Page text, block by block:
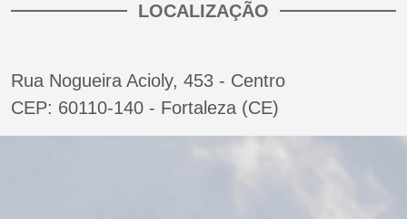
LOCALIZAÇÃO
Rua Nogueira Acioly, 453 - Centro
CEP: 60110-140 - Fortaleza (CE)